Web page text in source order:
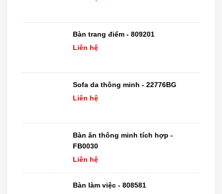
Bàn trang điểm - 809201
Liên hệ
Sofa da thông minh - 22776BG
Liên hệ
Bàn ăn thông minh tích hợp -
FB0030
Liên hệ
Bàn làm việc - 808581